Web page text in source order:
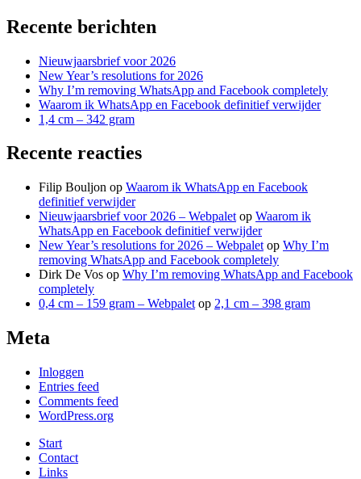
Recente berichten
Nieuwjaarsbrief voor 2026
New Year’s resolutions for 2026
Why I’m removing WhatsApp and Facebook completely
Waarom ik WhatsApp en Facebook definitief verwijder
1,4 cm – 342 gram
Recente reacties
Filip Bouljon op Waarom ik WhatsApp en Facebook
definitief verwijder
Nieuwjaarsbrief voor 2026 – Webpalet op Waarom ik
WhatsApp en Facebook definitief verwijder
New Year’s resolutions for 2026 – Webpalet op Why I’m
removing WhatsApp and Facebook completely
Dirk De Vos op Why I’m removing WhatsApp and Facebook
completely
0,4 cm – 159 gram – Webpalet op 2,1 cm – 398 gram
Meta
Inloggen
Entries feed
Comments feed
WordPress.org
Start
Contact
Links